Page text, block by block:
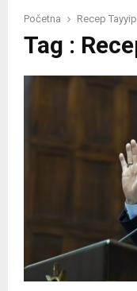
Početna Recep
Tag :